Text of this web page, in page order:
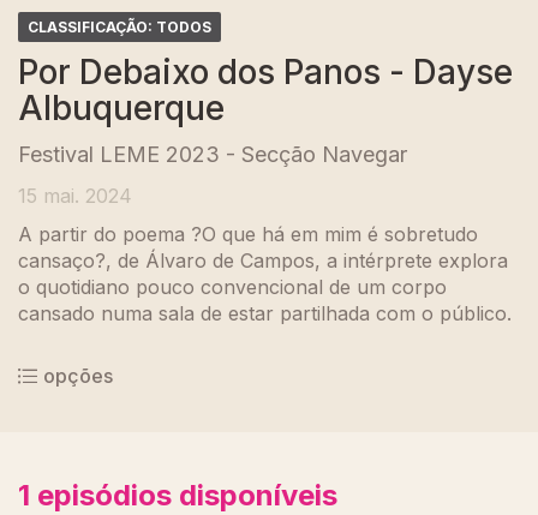
CLASSIFICAÇÃO: TODOS
Por Debaixo dos Panos - Dayse
Albuquerque
Festival LEME 2023 - Secção Navegar
15 mai. 2024
A partir do poema ?O que há em mim é sobretudo
cansaço?, de Álvaro de Campos, a intérprete explora
o quotidiano pouco convencional de um corpo
cansado numa sala de estar partilhada com o público.
opções
1 episódios disponíveis